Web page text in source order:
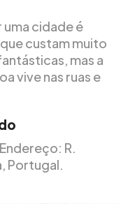
uma cidade é
custam muito
mas a
vive nas ruas e
R.
Portugal.